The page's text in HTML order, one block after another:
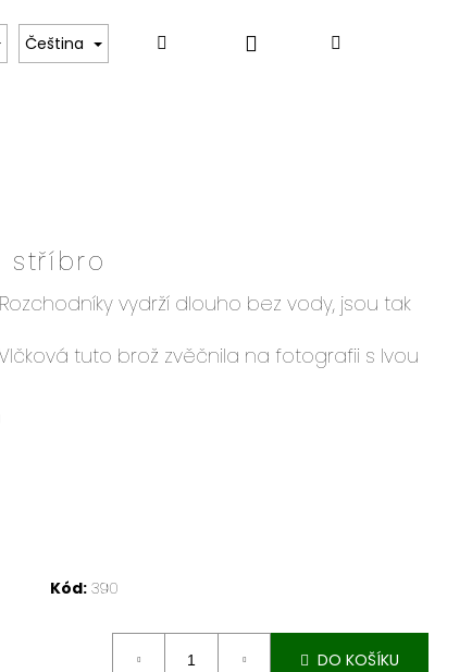
Čeština HledatPřihlášení
stříbro
vydrží dlouho bez vody, jsou tak
tuto brož zvěčnila na fotografii s Ivou
Kód: 390
DO KOŠÍKU